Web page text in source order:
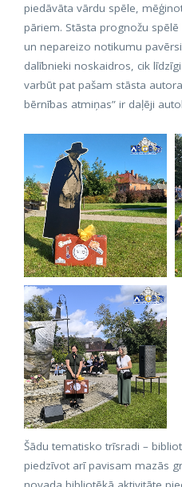
piedāvāta vārdu spēle,
pāriem. Stāsta prognožu
un nepareizo notikumu
dalībnieki noskaidros, cik
varbūt pat pašam stāsta
bērnības atmiņas” ir daļēji
Šādu tematisko trīsradi –
piedzīvot arī pavisam mazās